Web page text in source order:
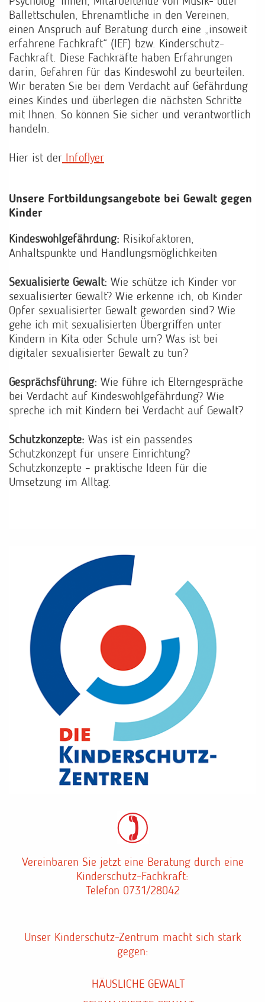
Ballettschulen, Ehrenamtliche in den Vereinen,
einen Anspruch auf Beratung durch eine „insoweit
erfahrene Fachkraft“ (IEF) bzw. Kinderschutz-
Fachkraft. Diese Fachkräfte haben Erfahrungen
darin, Gefahren für das Kindeswohl zu beurteilen.
Wir beraten Sie bei dem Verdacht auf Gefährdung
eines Kindes und überlegen die nächsten Schritte
mit Ihnen. So können Sie sicher und verantwortlich
handeln.
Hier ist der Infoflyer
Unsere Fortbildungsangebote bei Gewalt gegen
Kinder
Kindeswohlgefährdung: Risikofaktoren,
Anhaltspunkte und Handlungsmöglichkeiten
Sexualisierte Gewalt: Wie schütze ich Kinder vor
sexualisierter Gewalt? Wie erkenne ich, ob Kinder
Opfer sexualisierter Gewalt geworden sind? Wie
gehe ich mit sexualisierten Übergriffen unter
Kindern in Kita oder Schule um? Was ist bei
digitaler sexualisierter Gewalt zu tun?
Gesprächsführung: Wie führe ich Elterngespräche
bei Verdacht auf Kindeswohlgefährdung? Wie
spreche ich mit Kindern bei Verdacht auf Gewalt?
Schutzkonzepte: Was ist ein passendes
Schutzkonzept für unsere Einrichtung?
Schutzkonzepte – praktische Ideen für die
Umsetzung im Alltag.
Vereinbaren Sie jetzt eine Beratung durch eine
Kinderschutz-Fachkraft:
Telefon 0731/28042
Unser Kinderschutz-Zentrum macht sich stark
gegen:
HÄUSLICHE GEWALT